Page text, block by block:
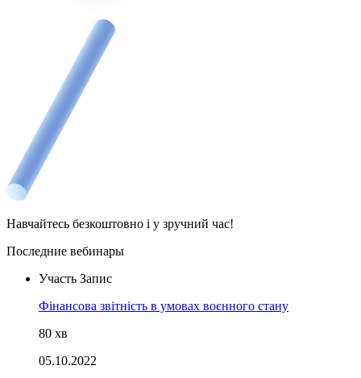
Навчайтесь безкоштовно і у зручний час!
Последние вебинары
Участь Запис
Фінансова звітність в умовах воєнного стану
80 хв
05.10.2022